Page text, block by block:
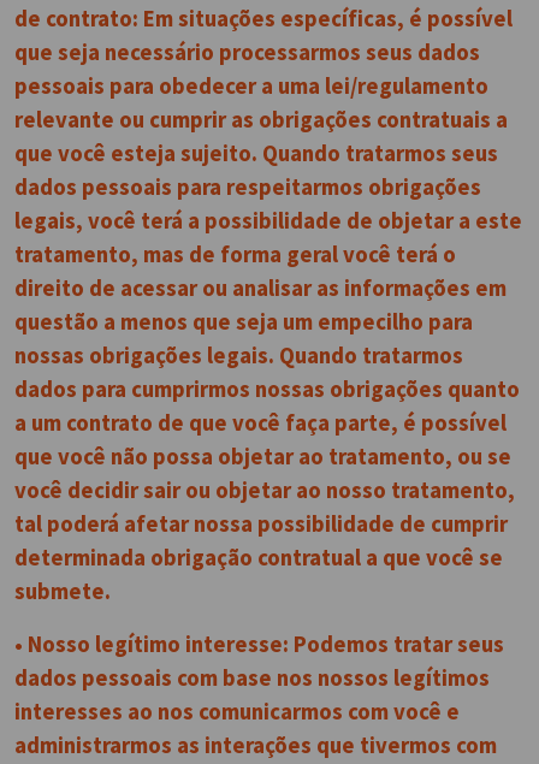
de contrato: Em situações específicas, é possível
que seja necessário processarmos seus dados
pessoais para obedecer a uma lei/regulamento
relevante ou cumprir as obrigações contratuais a
que você esteja sujeito. Quando tratarmos seus
dados pessoais para respeitarmos obrigações
legais, você terá a possibilidade de objetar a este
tratamento, mas de forma geral você terá o
direito de acessar ou analisar as informações em
questão a menos que seja um empecilho para
nossas obrigações legais. Quando tratarmos
dados para cumprirmos nossas obrigações quanto
a um contrato de que você faça parte, é possível
que você não possa objetar ao tratamento, ou se
você decidir sair ou objetar ao nosso tratamento,
tal poderá afetar nossa possibilidade de cumprir
determinada obrigação contratual a que você se
submete.
• Nosso legítimo interesse: Podemos tratar seus
dados pessoais com base nos nossos legítimos
interesses ao nos comunicarmos com você e
administrarmos as interações que tivermos com